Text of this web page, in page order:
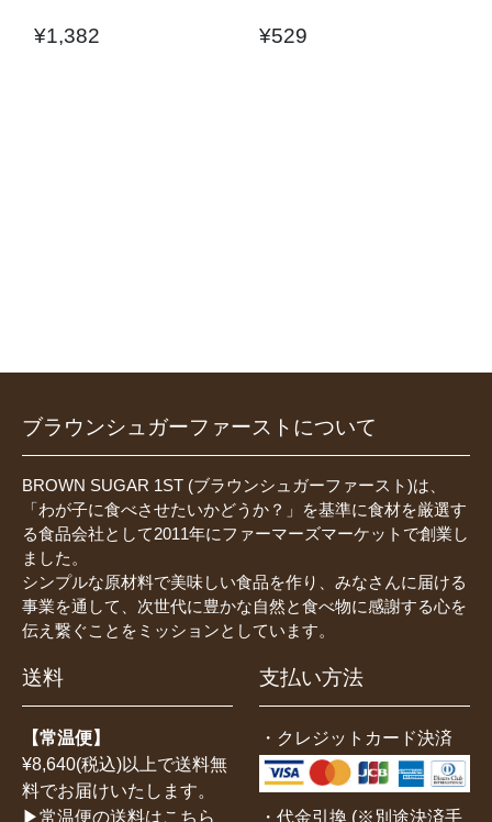
¥1,382 ¥529
ブラウンシュガーファーストについて
BROWN SUGAR 1ST (ブラウンシュガーファースト)は、
「わが子に食べさせたいかどうか？」を基準に食材を厳選す
る食品会社として2011年にファーマーズマーケットで創業し
ました。
シンプルな原材料で美味しい食品を作り、みなさんに届ける
事業を通して、次世代に豊かな自然と食べ物に感謝する心を
伝え繋ぐことをミッションとしています。
送料
【常温便】
¥8,640(税込)以上で送料無
料でお届けいたします。
▶常温便の送料はこちら
支払い方法
・クレジットカード決済
・代金引換 (※別途決済手